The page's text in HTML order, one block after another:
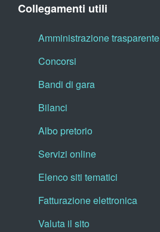
Collegamenti utili
Amministrazione trasparente
Concorsi
Bandi di gara
Bilanci
Albo pretorio
Servizi online
Elenco siti tematici
Fatturazione elettronica
Valuta il sito